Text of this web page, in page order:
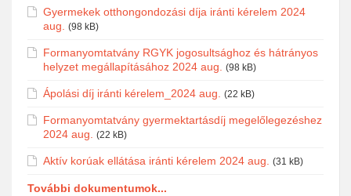
Gyermekek otthongondozási díja iránti kérelem 2024
aug.
(98 kB)
Formanyomtatvány RGYK jogosultsághoz és hátrányos
helyzet megállapításához 2024 aug.
(98 kB)
Ápolási díj iránti kérelem_2024 aug. (22 kB)
Formanyomtatvány gyermektartásdíj megelőlegezéshez
2024 aug.
(22 kB)
Aktív korúak ellátása iránti kérelem 2024 aug. (31 kB)
További dokumentumok...